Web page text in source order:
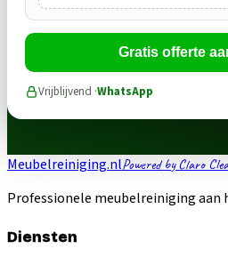
Gratis offerte
Vrijblijvend ·WhatsApp
Meubelreiniging.nlPowered by Claro
Professionele meubelreiniging aan
Diensten